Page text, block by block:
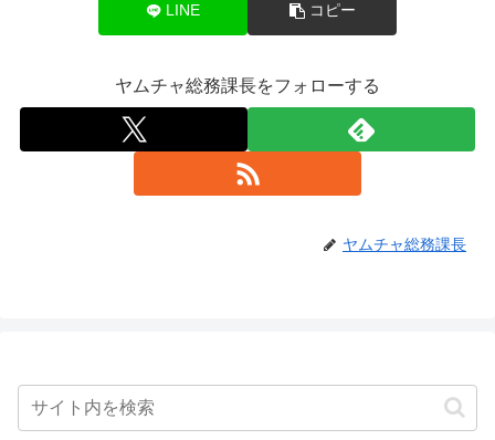
LINE コピー
ヤムチャ総務課長をフォローする
ヤムチャ総務課長